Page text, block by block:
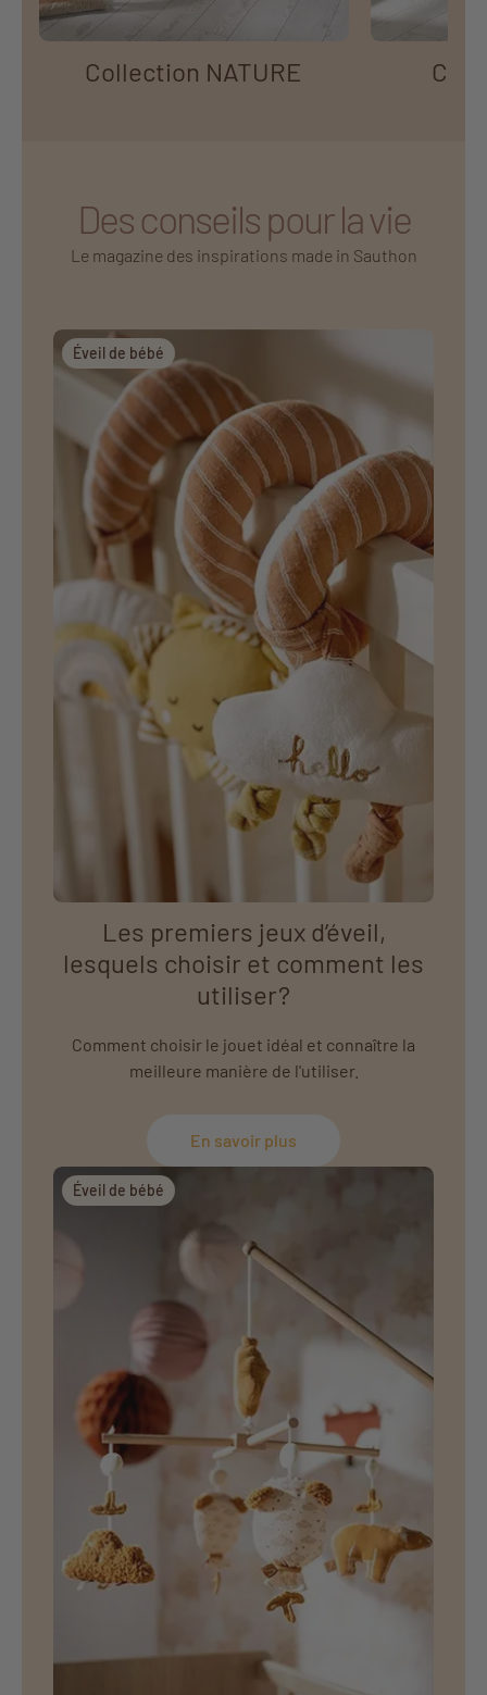
Collection NATURE
Des conseils pour la vie
Le magazine des inspirations made in Sauthon
Éveil de bébé
Les premiers jeux d’éveil,
lesquels choisir et comment les
utiliser?
Comment choisir le jouet idéal et connaître la
meilleure manière de l'utiliser.
En savoir plus
Éveil de bébé